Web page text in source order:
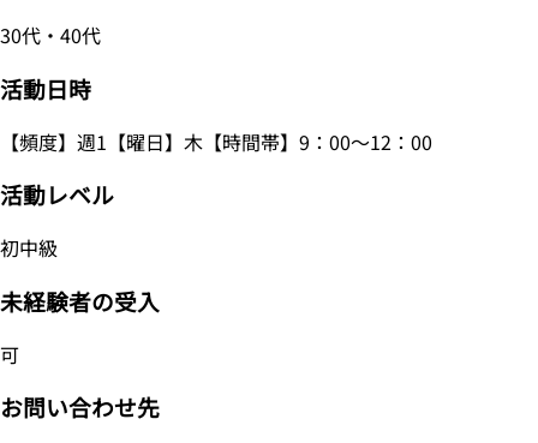
30代・40代
活動日時
【頻度】週1【曜日】木【時間帯】9：00～12：00
活動レベル
初中級
未経験者の受入
可
お問い合わせ先